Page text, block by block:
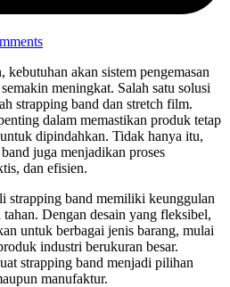
akan sistem pengemasan
meningkat. Salah satu solusi
strapping band dan stretch film.
dalam memastikan produk tetap
dipindahkan. Tidak hanya itu,
juga menjadikan proses
dan efisien.
strapping band memiliki keunggulan
Dengan desain yang fleksibel,
untuk berbagai jenis barang, mulai
industri berukuran besar.
strapping band menjadi pilihan
manufaktur.